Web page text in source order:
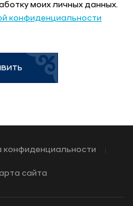
моих личных данных.
конфиденциальности
конфиденциальности
сайта